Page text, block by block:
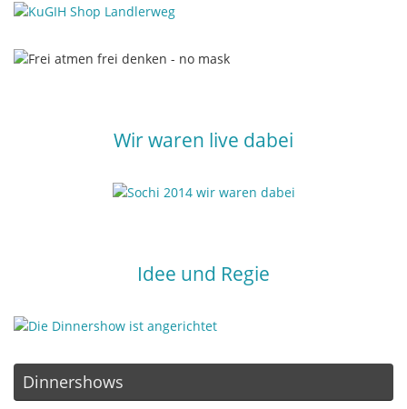
Wir waren live dabei
Idee und Regie
Dinnershows